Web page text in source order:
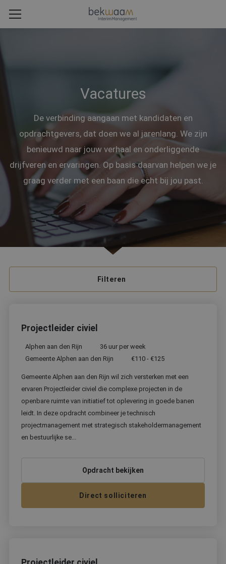
Vacatures
De verbinding aangaan met kandidaten en
opdrachtgevers, dat doen we al jarenlang. We zijn
benieuwd naar jouw verhaal en onderliggende
drijfveren en ervaringen. Op basis daarvan helpen we je
graag verder met een baan die echt bij jou past.
Filteren
Projectleider civiel
Alphen aan den Rijn
36 uur per week
Gemeente Alphen aan den Rijn
€110 - €125
Gemeente Alphen aan den Rijn wil zich versterken met een
ervaren Projectleider civiel die complexe projecten in de
openbare ruimte van initiatief tot oplevering in goede banen
leidt. In deze opdracht combineer je technisch
projectmanagement met strategisch stakeholdermanagement
en bestuurlijke se...
Opdracht bekijken
Direct solliciteren